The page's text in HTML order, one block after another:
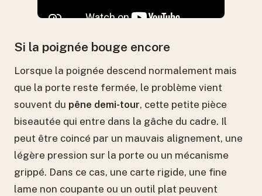
Si la poignée bouge encore
Lorsque la poignée descend normalement mais
que la porte reste fermée, le problème vient
souvent du pêne demi-tour, cette petite pièce
biseautée qui entre dans la gâche du cadre. Il
peut être coincé par un mauvais alignement, une
légère pression sur la porte ou un mécanisme
grippé. Dans ce cas, une carte rigide, une fine
lame non coupante ou un outil plat peuvent